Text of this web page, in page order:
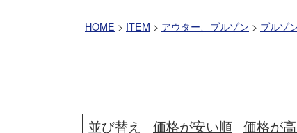
HOME ITEM アウター、ブルゾン ブルゾ
並び替え 価格が安い順 価格が